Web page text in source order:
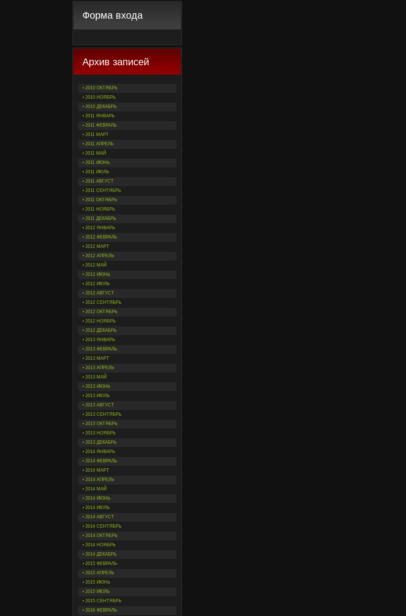
Форма входа
Архив записей
2010 ОКТЯБРЬ
2010 НОЯБРЬ
2010 ДЕКАБРЬ
2011 ЯНВАРЬ
2011 ФЕВРАЛЬ
2011 МАРТ
2011 АПРЕЛЬ
2011 МАЙ
2011 ИЮНЬ
2011 ИЮЛЬ
2011 АВГУСТ
2011 СЕНТЯБРЬ
2011 ОКТЯБРЬ
2011 НОЯБРЬ
2011 ДЕКАБРЬ
2012 ЯНВАРЬ
2012 ФЕВРАЛЬ
2012 МАРТ
2012 АПРЕЛЬ
2012 МАЙ
2012 ИЮНЬ
2012 ИЮЛЬ
2012 АВГУСТ
2012 СЕНТЯБРЬ
2012 ОКТЯБРЬ
2012 НОЯБРЬ
2012 ДЕКАБРЬ
2013 ЯНВАРЬ
2013 ФЕВРАЛЬ
2013 МАРТ
2013 АПРЕЛЬ
2013 МАЙ
2013 ИЮНЬ
2013 ИЮЛЬ
2013 АВГУСТ
2013 СЕНТЯБРЬ
2013 ОКТЯБРЬ
2013 НОЯБРЬ
2013 ДЕКАБРЬ
2014 ЯНВАРЬ
2014 ФЕВРАЛЬ
2014 МАРТ
2014 АПРЕЛЬ
2014 МАЙ
2014 ИЮНЬ
2014 ИЮЛЬ
2014 АВГУСТ
2014 СЕНТЯБРЬ
2014 ОКТЯБРЬ
2014 НОЯБРЬ
2014 ДЕКАБРЬ
2015 ФЕВРАЛЬ
2015 АПРЕЛЬ
2015 ИЮНЬ
2015 ИЮЛЬ
2015 СЕНТЯБРЬ
2016 ФЕВРАЛЬ